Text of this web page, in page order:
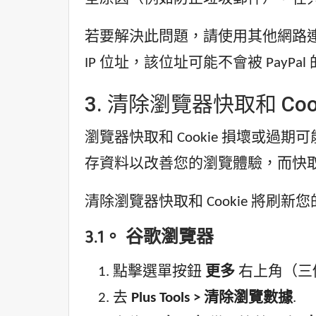
若要解決此問題，請使用其他網路
IP 位址，該位址可能不會被
3. 清除瀏覽器快取和
瀏覽器快取和 Cookie 損壞或過期
存資料以改善您的瀏覽體驗，而快
清除瀏覽器快取和 Cookie 將刷新
3.1。 谷歌瀏覽器
點擊選單按鈕 更多 右上角（
去 Plus Tools > 清除瀏覽數據.